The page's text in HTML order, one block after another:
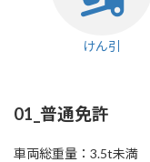
けん引
01_普通免許
車両総重量：3.5t未満